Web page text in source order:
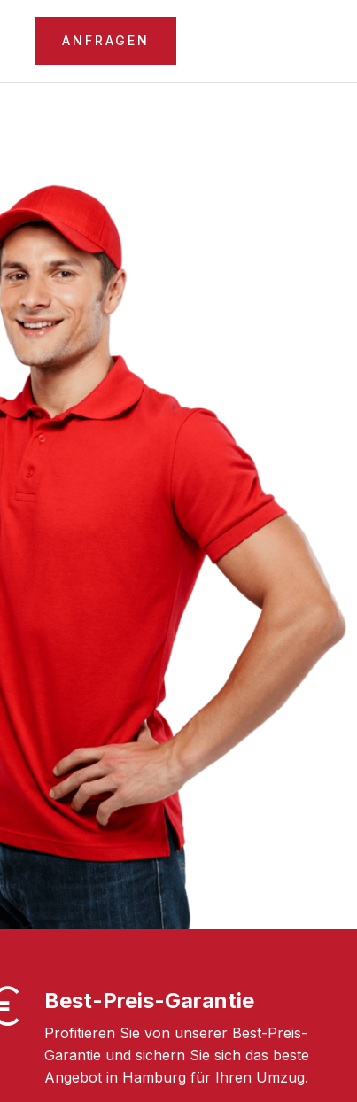
ANFRAGEN
Best-Preis-Garantie
Profitieren Sie von unserer Best-Preis-
Garantie und sichern Sie sich das beste
Angebot in Hamburg für Ihren Umzug.